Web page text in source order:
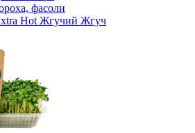
фасоли
Hot Жгучий Жгуч